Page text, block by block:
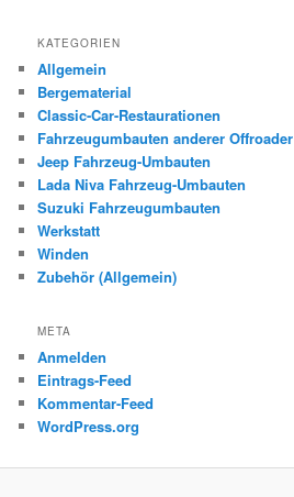
KATEGORIEN
Allgemein
Bergematerial
Classic-Car-Restaurationen
Fahrzeugumbauten anderer Offroader
Jeep Fahrzeug-Umbauten
Lada Niva Fahrzeug-Umbauten
Suzuki Fahrzeugumbauten
Werkstatt
Winden
Zubehör (Allgemein)
META
Anmelden
Eintrags-Feed
Kommentar-Feed
WordPress.org